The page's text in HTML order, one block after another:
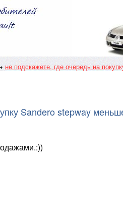
не подскажете, где очередь на
Sandero stepway